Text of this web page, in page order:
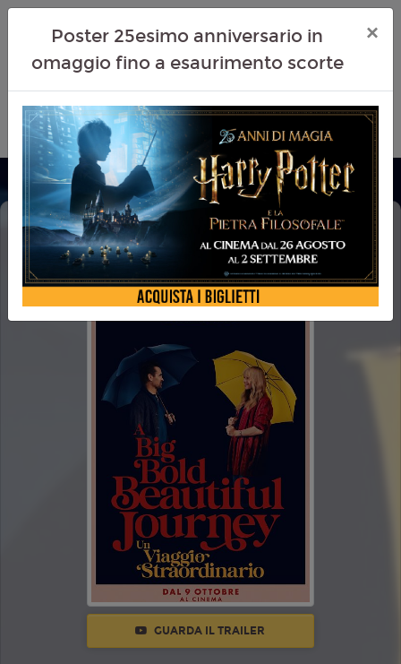
A BIG BOLD BEAUTIFUL JOURNEY: UN
VIAGGIO STRAORDINARIO
GUARDA IL TRAILER
Poster 25esimo anniversario in
omaggio fino a esaurimento scorte
×